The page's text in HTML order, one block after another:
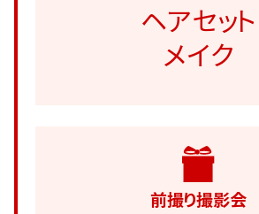
ヘアセット
メイク
前撮り撮影会